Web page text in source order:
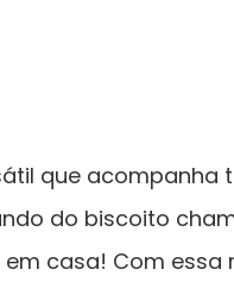
que acompanha
do biscoito
casa! Com essa